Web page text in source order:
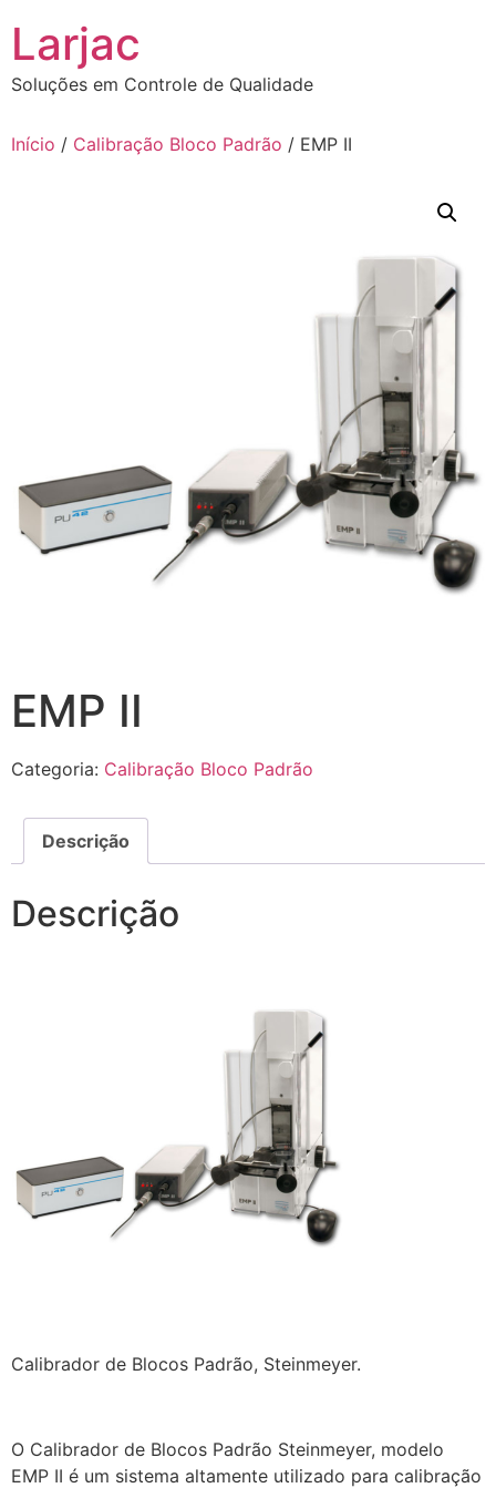
conteúdo
Larjac
Soluções em Controle de Qualidade
Início / Calibração Bloco Padrão / EMP II
EMP II
Categoria: Calibração Bloco Padrão
Descrição
Descrição
Calibrador de Blocos Padrão, Steinmeyer.
O Calibrador de Blocos Padrão Steinmeyer, modelo
EMP II é um sistema altamente utilizado para calibração